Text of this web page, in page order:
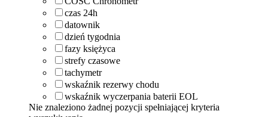
czas 24h
datownik
dzień tygodnia
fazy księżyca
strefy czasowe
tachymetr
wskaźnik rezerwy chodu
wskaźnik wyczerpania baterii EOL
Nie znaleziono żadnej pozycji spełniającej kryteria